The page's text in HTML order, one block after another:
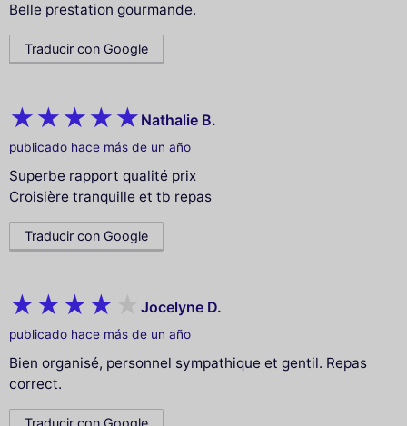
Belle prestation gourmande.
Traducir con Google
Nathalie B.
publicado hace más de un año
Superbe rapport qualité prix
Croisière tranquille et tb repas
Traducir con Google
Jocelyne D.
publicado hace más de un año
Bien organisé, personnel sympathique et gentil. Repas
correct.
Traducir con Google